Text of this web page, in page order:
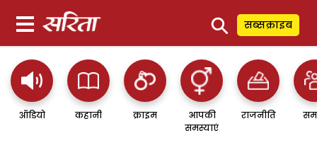
⚲ सब्सक्राइब
ऑडियो कहानी क्राइम
आपकी
समस्याएं
राजनीति